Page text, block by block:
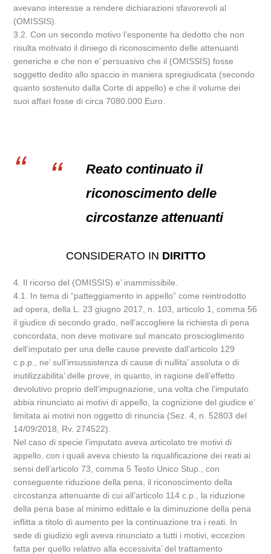
avevano interesse a rendere dichiarazioni sfavorevoli al
(OMISSIS).
3.2. Con un secondo motivo l’esponente ha dedotto che non
risulta motivato il diniego di riconoscimento delle attenuanti
generiche e che non e’ persuasivo che il (OMISSIS) fosse
soggetto dedito allo spaccio in maniera spregiudicata (secondo
quanto sostenuto dalla Corte di appello) e che il volume dei
suoi affari fosse di circa 7080.000 Euro.
Reato continuato il
riconoscimento delle
circostanze attenuanti
CONSIDERATO IN DIRITTO
4. Il ricorso del (OMISSIS) e’ inammissibile.
4.1. In tema di “patteggiamento in appello” come reintrodotto
ad opera, della L. 23 giugno 2017, n. 103, articolo 1, comma 56
il giudice di secondo grado, nell’accogliere la richiesta di pena
concordata, non deve motivare sul mancato proscioglimento
dell’imputato per una delle cause previste dall’articolo 129
c.p.p., ne’ sull’insussistenza di cause di nullita’ assoluta o di
inutilizzabilita’ delle prove, in quanto, in ragione dell’effetto
devolutivo proprio dell’impugnazione, una volta che l’imputato
abbia rinunciato ai motivi di appello, la cognizione del giudice e’
limitata ai motivi non oggetto di rinuncia (Sez. 4, n. 52803 del
14/09/2018, Rv. 274522).
Nel caso di specie l’imputato aveva articolato tre motivi di
appello, con i quali aveva chiesto la riqualificazione dei reati ai
sensi dell’articolo 73, comma 5 Testo Unico Stup., con
conseguente riduzione della pena, il riconoscimento della
circostanza attenuante di cui all’articolo 114 c.p., la riduzione
della pena base al minimo edittale e la diminuzione della pena
inflitta a titolo di aumento per la continuazione tra i reati. In
sede di giudizio egli aveva rinunciato a tutti i motivi, eccezion
fatta per quello relativo alla eccessivita’ del trattamento